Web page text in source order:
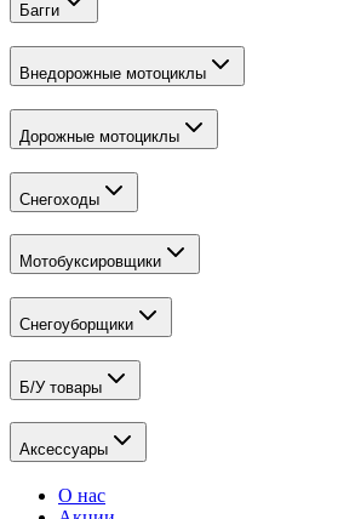
Багги
Внедорожные мотоциклы
Дорожные мотоциклы
Снегоходы
Мотобуксировщики
Снегоуборщики
Б/У товары
Аксессуары
О нас